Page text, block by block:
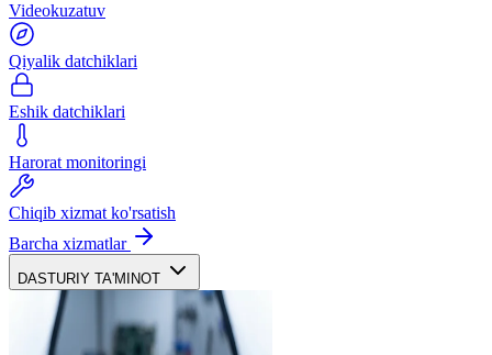
Videokuzatuv
Qiyalik datchiklari
Eshik datchiklari
Harorat monitoringi
Chiqib xizmat ko'rsatish
Barcha xizmatlar
DASTURIY TA'MINOT